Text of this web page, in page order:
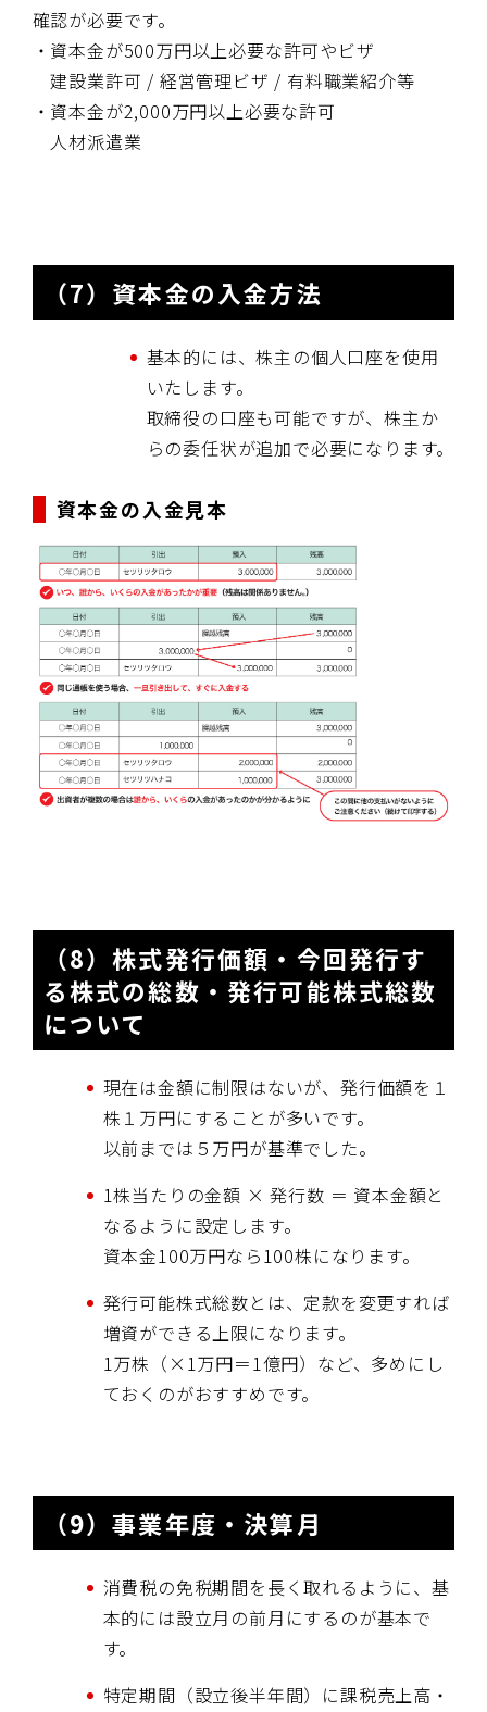
確認が必要です。
・資本金が500万円以上必要な許可やビザ
建設業許可 / 経営管理ビザ / 有料職業紹介等
・資本金が2,000万円以上必要な許可
人材派遣業
（7）資本金の入金方法
基本的には、株主の個人口座を使用
いたします。
取締役の口座も可能ですが、株主か
らの委任状が追加で必要になります。
資本金の入金見本
（8）株式発行価額・今回発行す
る株式の総数・発行可能株式総数
について
現在は金額に制限はないが、発行価額を１
株１万円にすることが多いです。
以前までは５万円が基準でした。
1株当たりの金額 × 発行数 ＝ 資本金額と
なるように設定します。
資本金100万円なら100株になります。
発行可能株式総数とは、定款を変更すれば
増資ができる上限になります。
1万株（×1万円＝1億円）など、多めにし
ておくのがおすすめです。
（9）事業年度・決算月
消費税の免税期間を長く取れるように、基
本的には設立月の前月にするのが基本で
す。
特定期間（設立後半年間）に課税売上高・